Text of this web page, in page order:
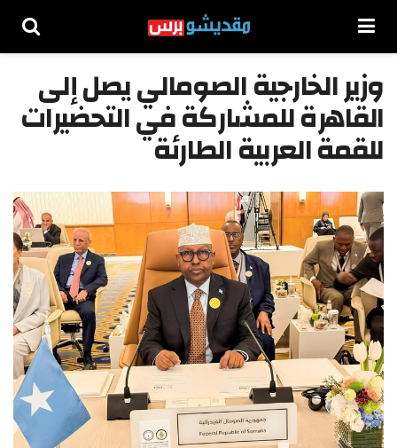
وزير الخارجية الصومالي يصل إلى
القاهرة للمشاركة في التحضيرات
للقمة العربية الطارئة